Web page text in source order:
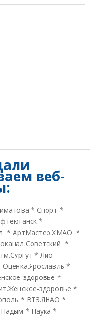
веб-
* Спорт *
*
*АртМастер.ХМАО *
*
* Лио-
Оценка.Ярославль *
здоровье *
здоровье *
* ВТЗ.ЯНАО *
* Наука *